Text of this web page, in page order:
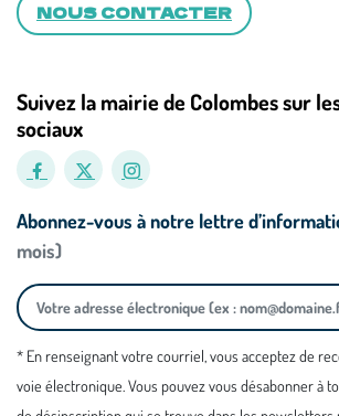
NOUS CONTACTER
Suivez la mairie de Colombes sur
sociaux
Abonnez-vous à notre lettre
mois)
* En renseignant votre courriel, vous acceptez de
voie électronique. Vous pouvez vous désabonner à